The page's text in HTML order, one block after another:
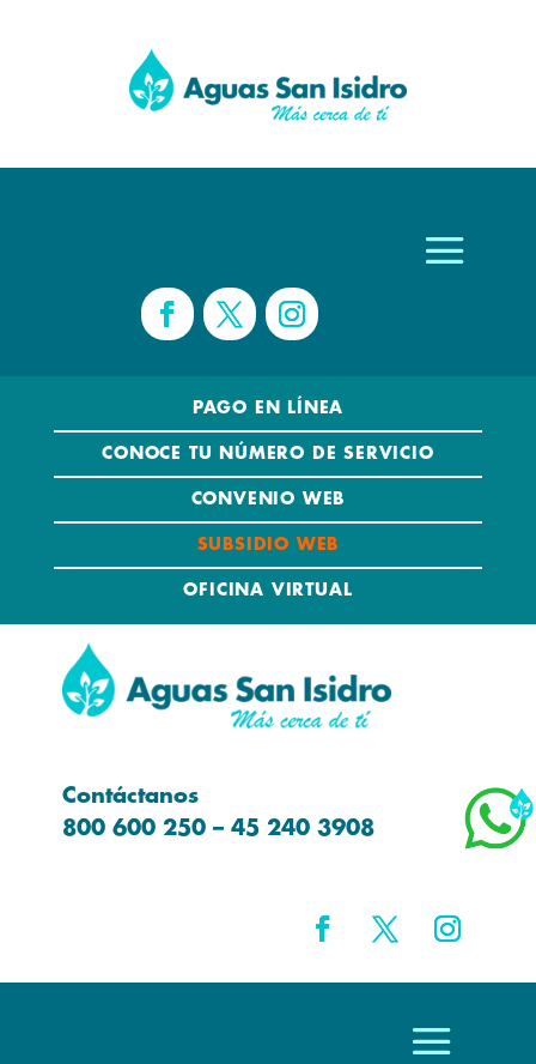
PAGO EN LÍNEA
CONOCE TU NÚMERO DE SERVICIO
CONVENIO WEB
SUBSIDIO WEB
OFICINA VIRTUAL
Contáctanos
800 600 250 – 45 240 3908